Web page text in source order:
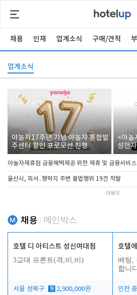
채용 인재 업계소식 구매/견적
업계소식
야놀자17주년 기념 야놀자 통합발
주센터 할인 프로모션 진행
<야놀
성전
야놀자제휴점 금융혜택제공 위한 제휴 및 금융서비스
울산시, 피서․행락지 주변 불법행위 19건 적발
더보기
채용 메인박스
호텔 디 아티스트 성신여대점
3교대 프론트(격,비,비)
서울 성북구 월 2,900,000원
호텔
베팅,
합니
인천